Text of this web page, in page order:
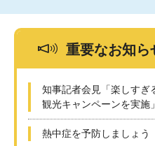
重要なお知ら
知事記者会見「楽しすぎ
観光キャンペーンを実施
熱中症を予防しましょう